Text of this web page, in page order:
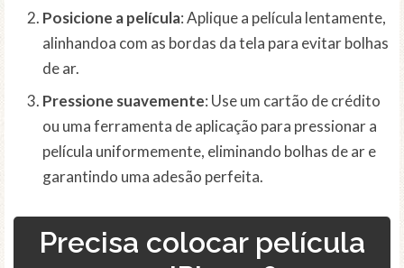
Posicione a película: Aplique a película lentamente,
alinhandoa com as bordas da tela para evitar bolhas
de ar.
Pressione suavemente: Use um cartão de crédito
ou uma ferramenta de aplicação para pressionar a
película uniformemente, eliminando bolhas de ar e
garantindo uma adesão perfeita.
Precisa colocar película